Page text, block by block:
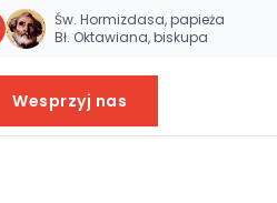
Św. Hormizdasa, papieża
Bł. Oktawiana, biskupa
Wesprzyj nas